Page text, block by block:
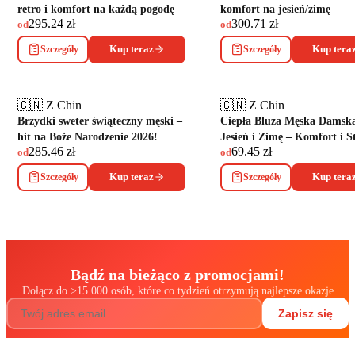
retro i komfort na każdą pogodę
od295.24 zł
Szczegóły Kup teraz
komfort na jesień/zimę
od300.71 zł
Szczegóły Kup
🇨🇳 Z Chin
Brzydki sweter świąteczny męski –
hit na Boże Narodzenie 2026!
od285.46 zł
Szczegóły Kup teraz
🇨🇳 Z Chin
Ciepła Bluza Męska
Jesień i Zimę – Komfort i
od69.45 zł
Szczegóły Kup
Bądź na bieżąco z promocjami!
Dołącz do >15 000 osób, które co tydzień otrzymują najlepsze okazje
Zapisz się